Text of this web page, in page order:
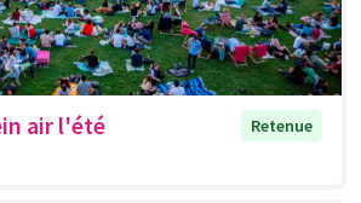
air l'été
Retenue